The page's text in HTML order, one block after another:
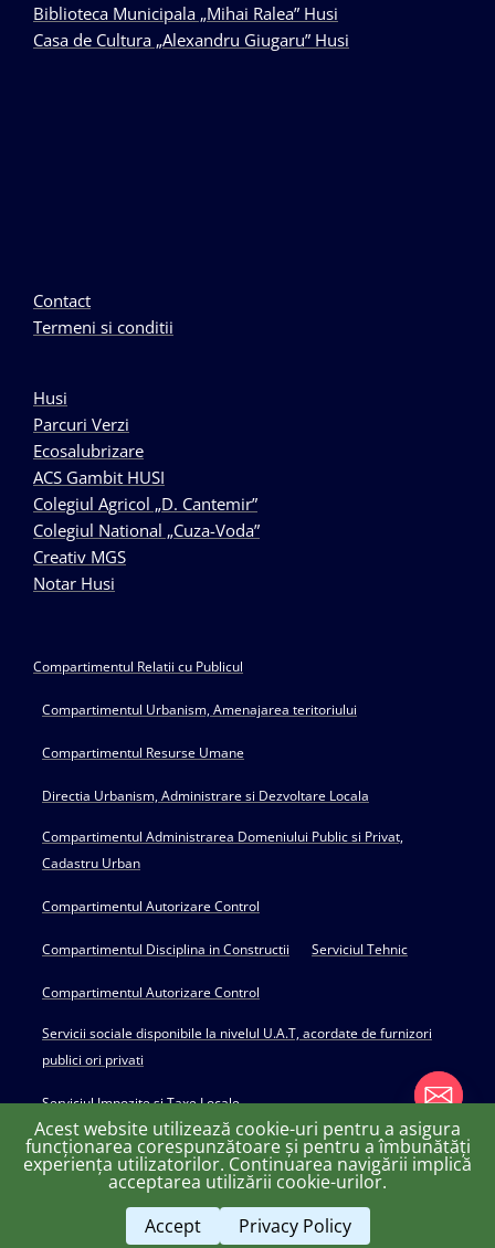
Biblioteca Municipala „Mihai Ralea” Husi
Casa de Cultura „Alexandru Giugaru” Husi
Contact
Termeni si conditii
Husi
Parcuri Verzi
Ecosalubrizare
ACS Gambit HUSI
Colegiul Agricol „D. Cantemir”
Colegiul National „Cuza-Voda”
Creativ MGS
Notar Husi
Compartimentul Relatii cu Publicul
Compartimentul Urbanism, Amenajarea teritoriului
Compartimentul Resurse Umane
Directia Urbanism, Administrare si Dezvoltare Locala
Compartimentul Administrarea Domeniului Public si Privat,
Cadastru Urban
Compartimentul Autorizare Control
Compartimentul Disciplina in Constructii Serviciul Tehnic
Compartimentul Autorizare Control
Servicii sociale disponibile la nivelul U.A.T, acordate de furnizori
publici ori privati
Serviciul Impozite si Taxe Locale
Copyright © 2022 Primăria Huși - powered by Creativ MGS
Acest website utilizează cookie-uri pentru a asigura
funcționarea corespunzătoare și pentru a îmbunătăți
experiența utilizatorilor. Continuarea navigării implică
acceptarea utilizării cookie-urilor.
Accept
Privacy Policy
chaty